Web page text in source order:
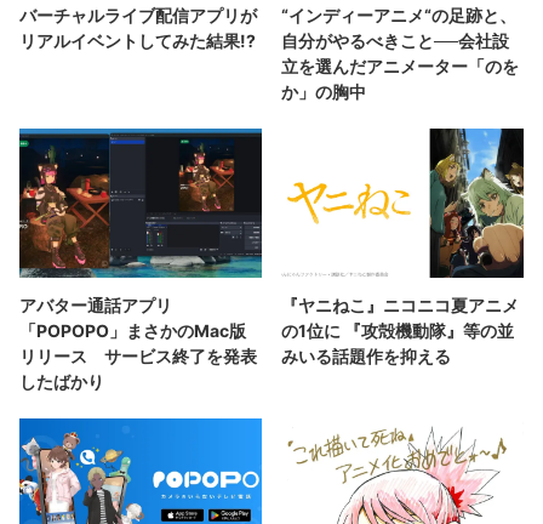
バーチャルライブ配信アプリが
リアルイベントしてみた結果!?
“インディーアニメ“の足跡と、
自分がやるべきこと──会社設
立を選んだアニメーター「のを
か」の胸中
アバター通話アプリ
「POPOPO」まさかのMac版
リリース サービス終了を発表
したばかり
『ヤニねこ』ニコニコ夏アニメ
の1位に 『攻殻機動隊』等の並
みいる話題作を抑える